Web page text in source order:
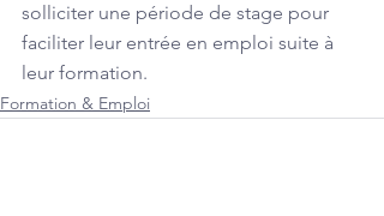
solliciter une période de stage pour
faciliter leur entrée en emploi suite à
leur formation.
Formation & Emploi